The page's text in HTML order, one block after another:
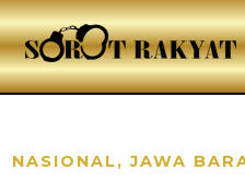
NASIONAL,JAWA